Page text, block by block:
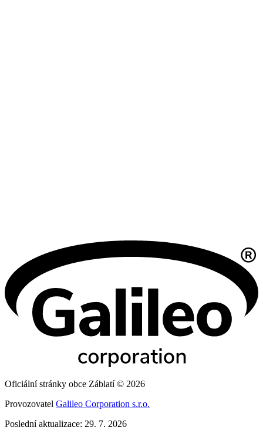
Oficiální stránky obce Záblatí © 2026
Provozovatel Galileo Corporation s.r.o.
Poslední aktualizace: 29. 7. 2026